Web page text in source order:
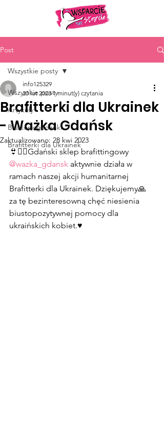
Post
Wszystkie posty
Artykuły
Biustopogadanki
Brafitterki dla Ukrainek
Wszystkie posty
Brafitterki dla Ukrainek
- Ważka Gdańsk
info125329
20 lut 2023 1 minut(y) czytania
Zaktualizowano: 28 kwi 2023
👙🙋‍♀️Gdański sklep brafittingowy
@wazka_gdansk aktywnie działa w
ramach naszej akcji humanitarnej
Brafitterki dla Ukrainek. Dziękujemy🙏
za tę bezinteresowną chęć niesienia
biustopozytywnej pomocy dla
ukraińskich kobiet.♥️